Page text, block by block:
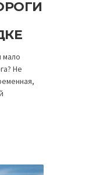
мало
Не